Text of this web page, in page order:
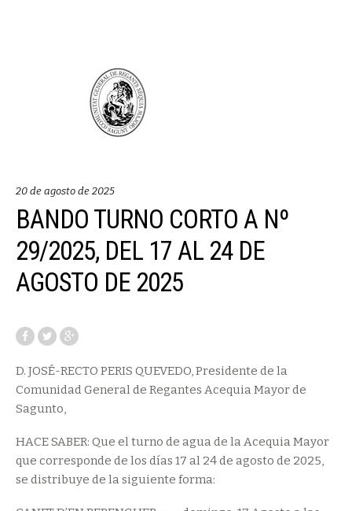
20 de agosto de 2025
BANDO TURNO CORTO A Nº
29/2025, DEL 17 AL 24 DE
AGOSTO DE 2025
D. JOSÉ-RECTO PERIS QUEVEDO, Presidente de la
Comunidad General de Regantes Acequia Mayor de
Sagunto,
HACE SABER: Que el turno de agua de la Acequia Mayor
que corresponde de los días 17 al 24 de agosto de 2025,
se distribuye de la siguiente forma: